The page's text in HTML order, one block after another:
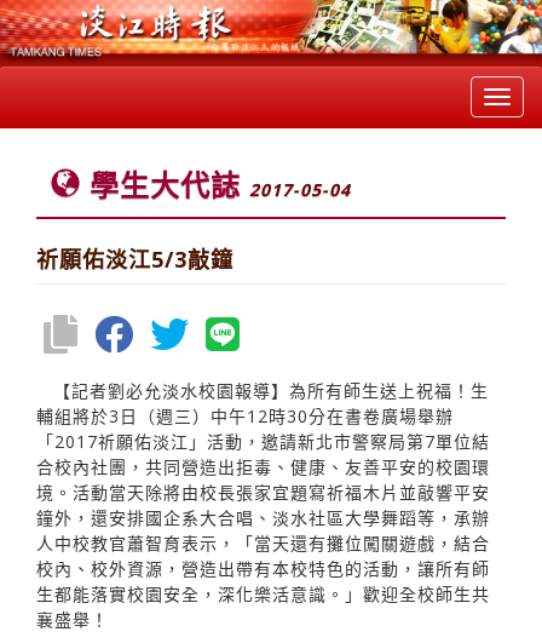
學生大代誌 2017-05-04
祈願佑淡江5/3敲鐘
【記者劉必允淡水校園報導】為所有師生送上祝福！生
輔組將於3日（週三）中午12時30分在書卷廣場舉辦
「2017祈願佑淡江」活動，邀請新北市警察局第7單位結
合校內社團，共同營造出拒毒、健康、友善平安的校園環
境。活動當天除將由校長張家宜題寫祈福木片並敲響平安
鐘外，還安排國企系大合唱、淡水社區大學舞蹈等，承辦
人中校教官蕭智育表示，「當天還有攤位闖關遊戲，結合
校內、校外資源，營造出帶有本校特色的活動，讓所有師
生都能落實校園安全，深化樂活意識。」歡迎全校師生共
襄盛舉！